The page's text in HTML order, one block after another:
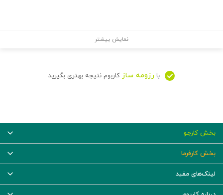
نمایش بیشتر
با رزومه ساز کاربوم نتیجه بهتری بگیرید
بخش کارجو
بخش کارفرما
لینک‌های مفید